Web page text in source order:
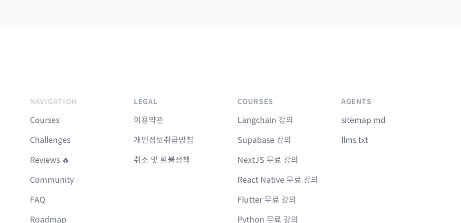
NAVIGATION
Courses
Challenges
Reviews 🔥
Community
FAQ
Roadmap
LEGAL
이용약관
개인정보취급방침
취소 및 환불정책
COURSES
Langchain 강의
Supabase 강의
NextJS 무료 강의
React Native 무료 강의
Flutter 무료 강의
Python 무료 강의
AGENTS
sitemap.md
llms.txt